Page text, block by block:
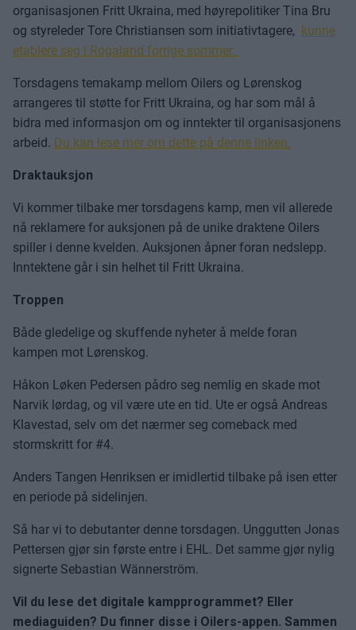
organisasjonen Fritt Ukraina, med høyrepolitiker Tina Bru
og styreleder Tore Christiansen som initiativtagere, kunne
etablere seg i Rogaland forrige sommer.
Torsdagens temakamp mellom Oilers og Lørenskog
arrangeres til støtte for Fritt Ukraina, og har som mål å
bidra med informasjon om og inntekter til organisasjonens
arbeid. Du kan lese mer om dette på denne linken.
Draktauksjon
Vi kommer tilbake mer torsdagens kamp, men vil allerede
nå reklamere for auksjonen på de unike draktene Oilers
spiller i denne kvelden. Auksjonen åpner foran nedslepp.
Inntektene går i sin helhet til Fritt Ukraina.
Troppen
Både gledelige og skuffende nyheter å melde foran
kampen mot Lørenskog.
Håkon Løken Pedersen pådro seg nemlig en skade mot
Narvik lørdag, og vil være ute en tid. Ute er også Andreas
Klavestad, selv om det nærmer seg comeback med
stormskritt for #4.
Anders Tangen Henriksen er imidlertid tilbake på isen etter
en periode på sidelinjen.
Så har vi to debutanter denne torsdagen. Unggutten Jonas
Pettersen gjør sin første entre i EHL. Det samme gjør nylig
signerte Sebastian Wännerström.
Vil du lese det digitale kampprogrammet? Eller
mediaguiden? Du finner disse i Oilers-appen. Sammen